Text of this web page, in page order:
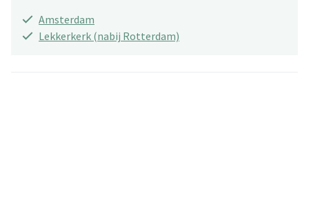
Amsterdam
Lekkerkerk (nabij Rotterdam)